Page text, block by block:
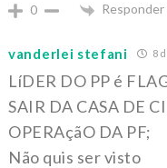
0 Responder
vanderlei stefani 8
LíDER DO PP é
SAIR DA CASA DE
OPERAçãO DA PF;
Não quis ser visto